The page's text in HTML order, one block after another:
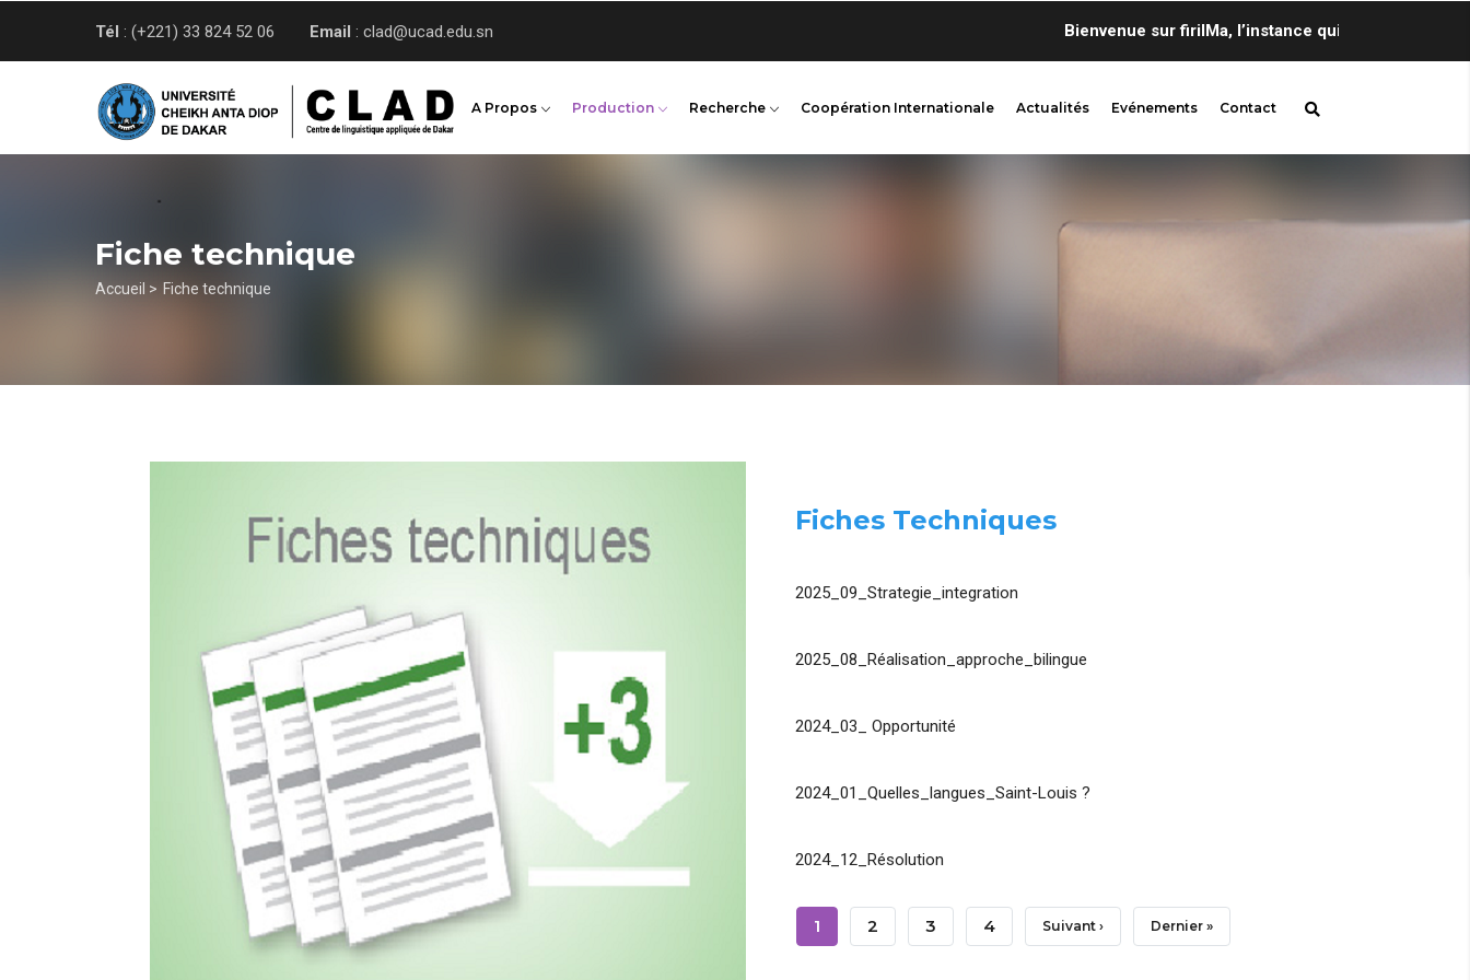
Tél : (+221) 33 824 52 06 Email : clad@ucad.edu.sn Bienvenue sur firilMa, l’instance qui propose au sein
A Propos Production Recherche Coopération Internationale Actualités Evénements Contact
Fiche technique
Fil
Accueil > Fiche technique
Fiches Techniques
2025_09_Strategie_integration
2025_08_Réalisation_approche_bilingue
2024_03_ Opportunité
2024_01_Quelles_langues_Saint-Louis ?
2024_12_Résolution
Pagination
Page
1 Page
2 Page
3 Page
4 Page
Suivant › Dernière
Dernier »